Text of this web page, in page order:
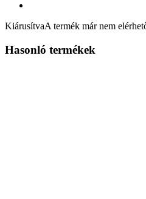
KiárusítvaA termék már nem
Hasonló termékek